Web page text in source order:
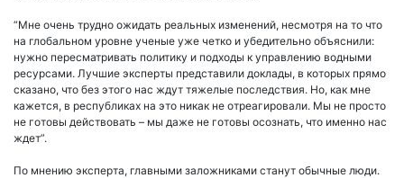
“Мне очень трудно ожидать реальных изменений, несмотря на то что
на глобальном уровне ученые уже четко и убедительно объяснили:
нужно пересматривать политику и подходы к управлению водными
ресурсами. Лучшие эксперты представили доклады, в которых прямо
сказано, что без этого нас ждут тяжелые последствия. Но, как мне
кажется, в республиках на это никак не отреагировали. Мы не просто
не готовы действовать – мы даже не готовы осознать, что именно нас
ждет”.
По мнению эксперта, главными заложниками станут обычные люди.